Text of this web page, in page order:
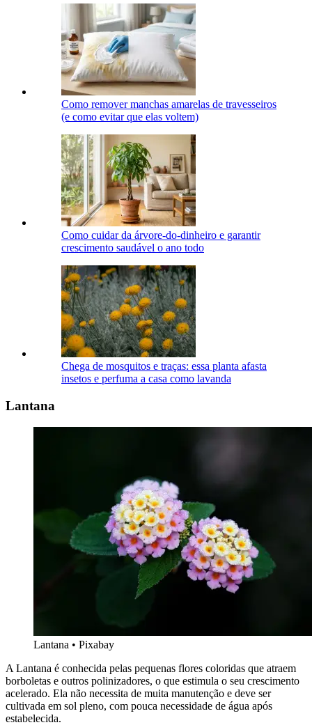
Como remover manchas amarelas de travesseiros
(e como evitar que elas voltem)
Como cuidar da árvore-do-dinheiro e garantir
crescimento saudável o ano todo
Chega de mosquitos e traças: essa planta afasta
insetos e perfuma a casa como lavanda
Lantana
Lantana • Pixabay
A Lantana é conhecida pelas pequenas flores coloridas que atraem
borboletas e outros polinizadores, o que estimula o seu crescimento
acelerado. Ela não necessita de muita manutenção e deve ser
cultivada em sol pleno, com pouca necessidade de água após
estabelecida.